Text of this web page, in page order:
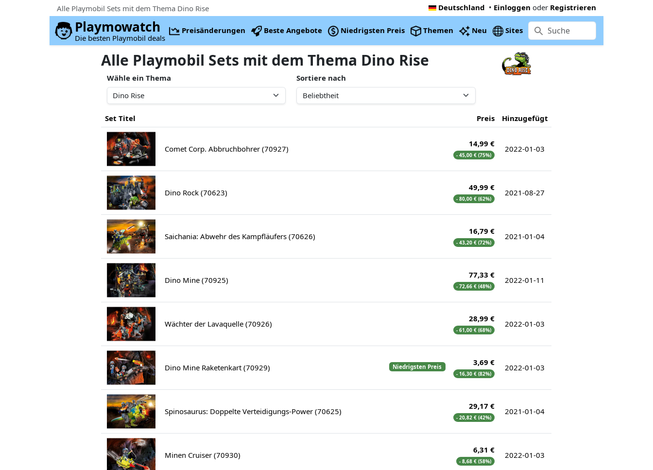
Alle Playmobil Sets mit dem Thema Dino Rise Deutschland • Einloggen oder Registrieren
Playmowatch
Die besten Playmobil deals
Preisänderungen Beste Angebote Niedrigsten Preis Themen Neu Sites
Alle Playmobil Sets mit dem Thema Dino Rise
Wähle ein Thema Sortiere nach
Set Titel Preis Hinzugefügt
Comet Corp. Abbruchbohrer (70927)
14,99 €
- 45,00 € (75%)
2022-01-03
Dino Rock (70623)
49,99 €
- 80,00 € (62%)
2021-08-27
Saichania: Abwehr des Kampfläufers (70626)
16,79 €
- 43,20 € (72%)
2021-01-04
Dino Mine (70925)
77,33 €
- 72,66 € (48%)
2022-01-11
Wächter der Lavaquelle (70926)
28,99 €
- 61,00 € (68%)
2022-01-03
Niedrigsten Preis
Dino Mine Raketenkart (70929)
3,69 €
- 16,30 € (82%)
2022-01-03
Spinosaurus: Doppelte Verteidigungs-Power (70625)
29,17 €
- 20,82 € (42%)
2021-01-04
Minen Cruiser (70930)
6,31 €
- 8,68 € (58%)
2022-01-03